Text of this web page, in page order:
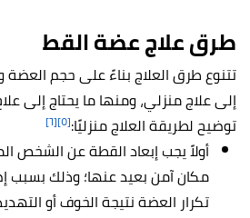
طرق علاج عضة القط
تتنوع طرق العلاج بناءً على حجم العضة
إلى علاج منزلي، ومنها ما يحتاج إلى
توضيح لطريقة العلاج منزليًا:[٥] [٦]
أولاً يجب إبعاد القطة عن
مكان آمن بعيد عنها؛ وذلك بسبب
تكرار العضة نتيجة الخوف أو